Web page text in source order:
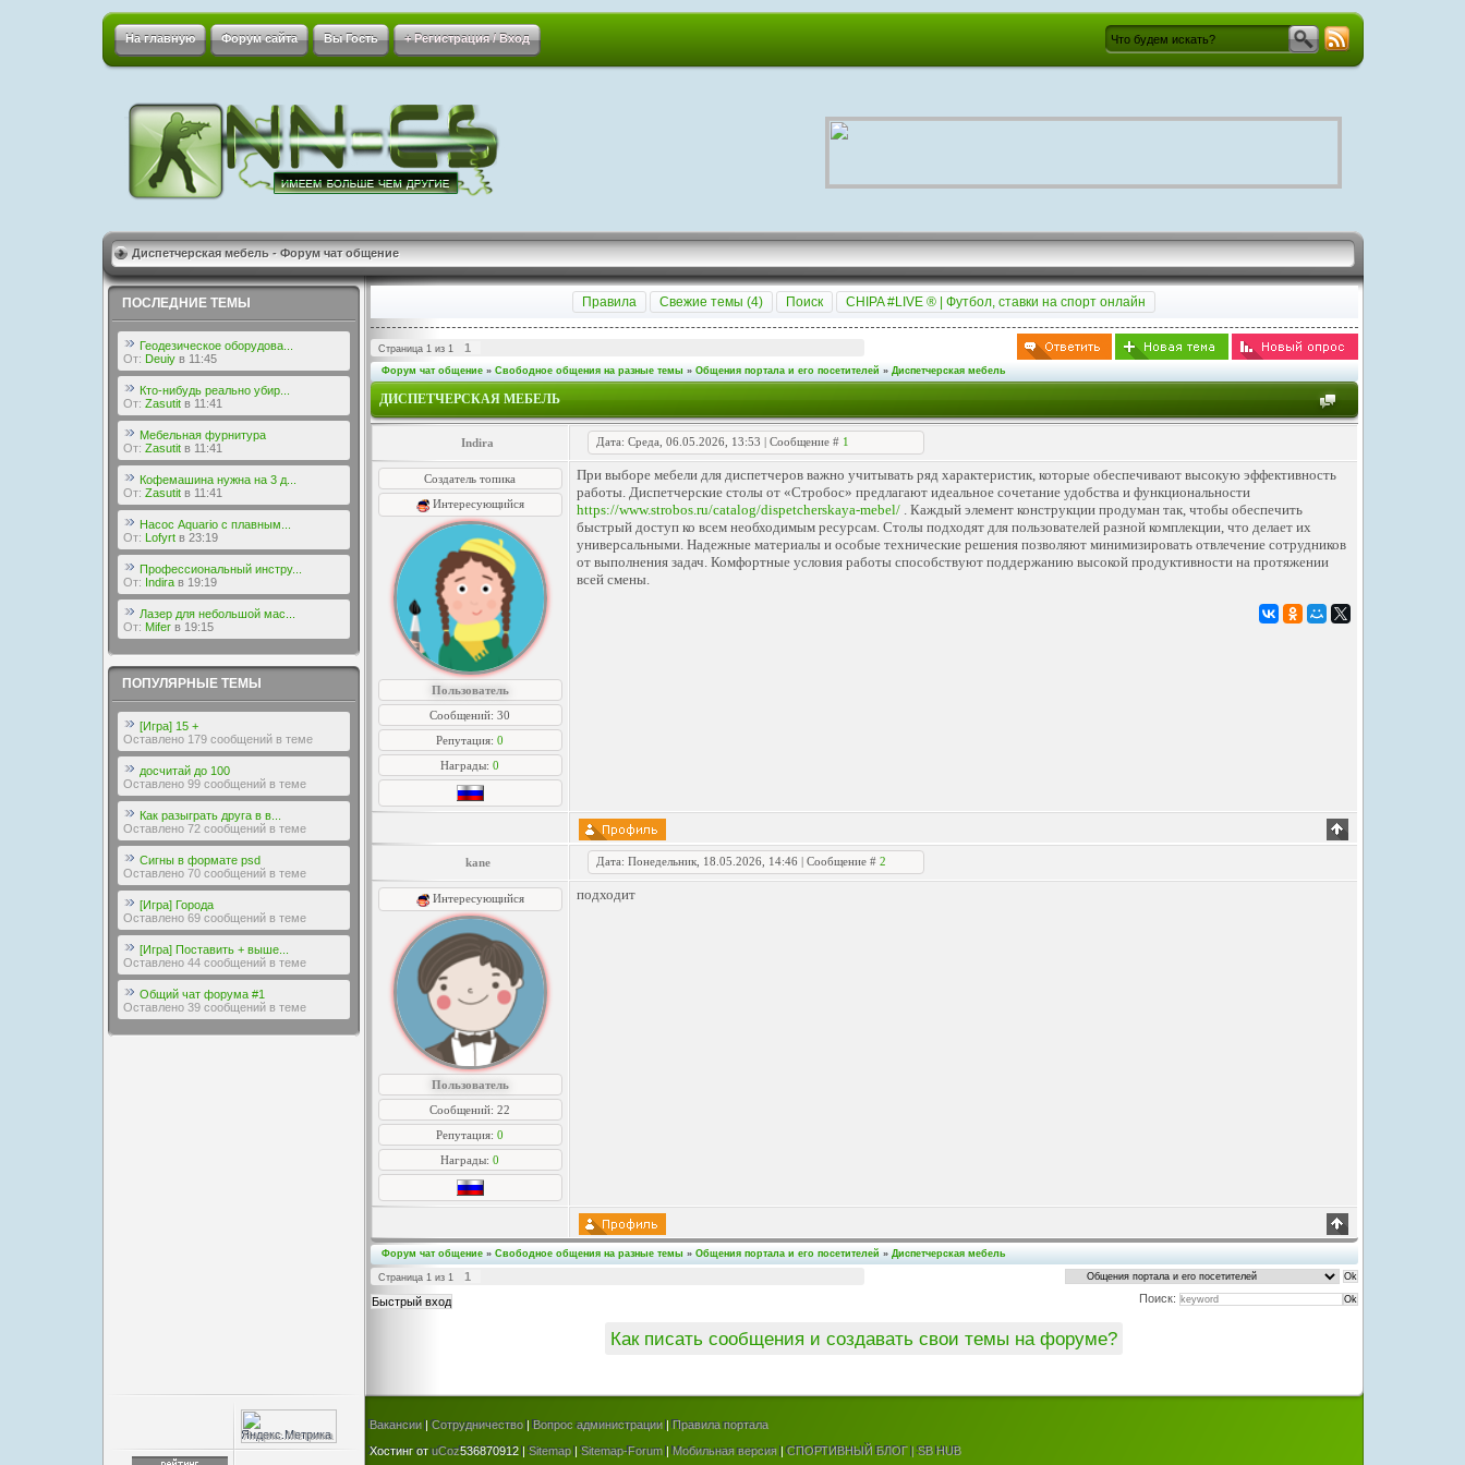
На главную Форум сайта Вы Гость + Регистрация / Вход
Диспетчерская мебель - Форум чат общение
ПОСЛЕДНИЕ ТЕМЫ
Геодезическое оборудова...
От: Deuiy в 11:45
Кто-нибудь реально убир...
От: Zasutit в 11:41
Мебельная фурнитура
От: Zasutit в 11:41
Кофемашина нужна на 3 д...
От: Zasutit в 11:41
Насос Aquario с плавным...
От: Lofyrt в 23:19
Профессиональный инстру...
От: Indira в 19:19
Лазер для небольшой мас...
От: Mifer в 19:15
ПОПУЛЯРНЫЕ ТЕМЫ
[Игра] 15 +
Оставлено 179 сообщений в теме
досчитай до 100
Оставлено 99 сообщений в теме
Как разыграть друга в в...
Оставлено 72 сообщений в теме
Сигны в формате psd
Оставлено 70 сообщений в теме
[Игра] Города
Оставлено 69 сообщений в теме
[Игра] Поставить + выше...
Оставлено 44 сообщений в теме
Общий чат форума #1
Оставлено 39 сообщений в теме
Правила Свежие темы (4) Поиск CHIPA #LIVE ® | Футбол, ставки на спорт онлайн
Страница 1из 1 1
Форум чат общение » Свободное общения на разные темы » Общения портала и его посетителей » Диспетчерская мебель
ДИСПЕТЧЕРСКАЯ МЕБЕЛЬ
Indira Дата: Среда, 06.05.2026, 13:53 | Сообщение # 1
Создатель топика
Интересующийся
Пользователь
Сообщений: 30
Репутация: 0
Награды: 0
При выборе мебели для диспетчеров важно учитывать ряд характеристик, которые обеспечивают высокую эффективность
работы. Диспетчерские столы от «Стробос» предлагают идеальное сочетание удобства и функциональности
https://www.strobos.ru/catalog/dispetcherskaya-mebel/. Каждый элемент конструкции продуман так, чтобы обеспечить
быстрый доступ ко всем необходимым ресурсам. Столы подходят для пользователей разной комплекции, что делает их
универсальными. Надежные материалы и особые технические решения позволяют минимизировать отвлечение сотрудников
от выполнения задач. Комфортные условия работы способствуют поддержанию высокой продуктивности на протяжении
всей смены.
kane Дата: Понедельник, 18.05.2026, 14:46 | Сообщение # 2
Интересующийся
Пользователь
Сообщений: 22
Репутация: 0
Награды: 0
подходит
Форум чат общение » Свободное общения на разные темы » Общения портала и его посетителей » Диспетчерская мебель
Страница 1из 1
1
Поиск:
Как писать сообщения и создавать свои темы на форуме?
Вакансии|Сотрудничество| Вопрос администрации|
Правила портала
Хостинг отuCoz536870912 |Sitemap|Sitemap-Forum| Мобильная версия|СПОРТИВНЫЙ БЛОГ | SB HUB